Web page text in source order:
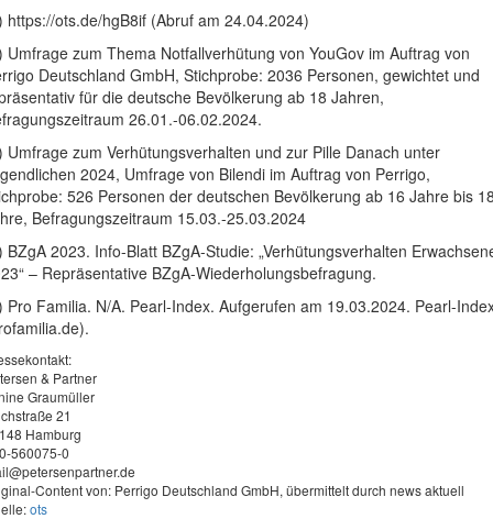
https://ots.de/hgB8if (Abruf am 24.04.2024)
Umfrage zum Thema Notfallverhütung von YouGov im Auftrag von
Deutschland GmbH, Stichprobe: 2036 Personen, gewichtet und
für die deutsche Bevölkerung ab 18 Jahren,
26.01.-06.02.2024.
Umfrage zum Verhütungsverhalten und zur Pille Danach unter
2024, Umfrage von Bilendi im Auftrag von Perrigo,
526 Personen der deutschen Bevölkerung ab 16 Jahre bis
Befragungszeitraum 15.03.-25.03.2024
BZgA 2023. Info-Blatt BZgA-Studie: „Verhütungsverhalten
– Repräsentative BZgA-Wiederholungsbefragung.
Pro Familia. N/A. Pearl-Index. Aufgerufen am 19.03.2024. Pearl-
& Partner
Graumüller
21
Hamburg
560075-0
Content von: Perrigo Deutschland GmbH, übermittelt durch news aktuell
ots